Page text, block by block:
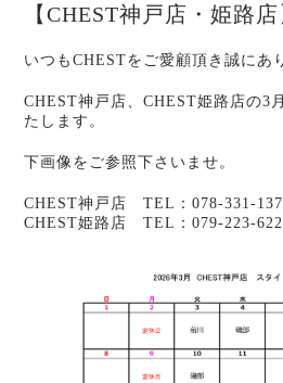
【CHEST神戸店・姫路
いつもCHESTをご愛顧頂き誠にあ
CHEST神戸店、CHEST姫路店の3
たします。
下画像をご参照下さいませ。
CHEST神戸店 TEL：078-331-
CHEST姫路店 TEL：079-223-